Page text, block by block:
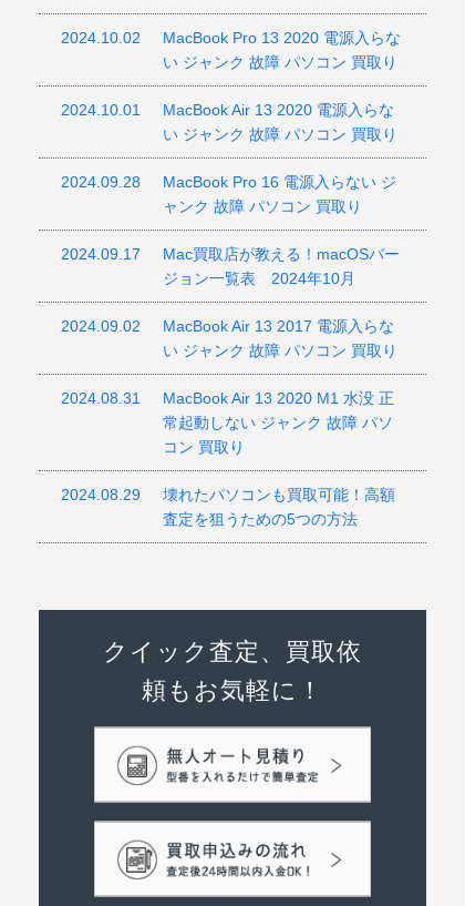
2024.10.02
MacBook Pro 13 2020 電源入らな
い ジャンク 故障 パソコン 買取り
2024.10.01
MacBook Air 13 2020 電源入らな
い ジャンク 故障 パソコン 買取り
2024.09.28
MacBook Pro 16 電源入らない ジ
ャンク 故障 パソコン 買取り
2024.09.17
Mac買取店が教える！macOSバー
ジョン一覧表 2024年10月
2024.09.02
MacBook Air 13 2017 電源入らな
い ジャンク 故障 パソコン 買取り
2024.08.31
MacBook Air 13 2020 M1 水没 正
常起動しない ジャンク 故障 パソ
コン 買取り
2024.08.29
壊れたパソコンも買取可能！高額
査定を狙うための5つの方法
クイック査定、買取依
頼もお気軽に！